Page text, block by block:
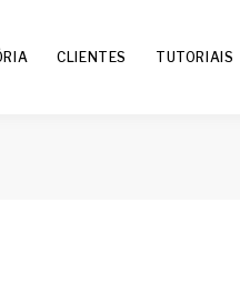
CLIENTES TUTORIAIS